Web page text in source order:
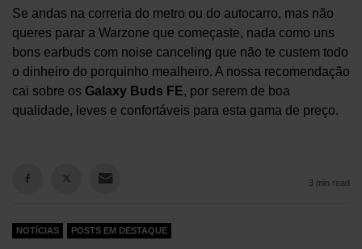
Se andas na correria do metro ou do autocarro, mas não
queres parar a Warzone que começaste, nada como uns
bons earbuds com noise canceling que não te custem todo
o dinheiro do porquinho mealheiro. A nossa recomendação
cai sobre os Galaxy Buds FE, por serem de boa
qualidade, leves e confortáveis para esta gama de preço.
3 min read
NOTÍCIAS POSTS EM DESTAQUE